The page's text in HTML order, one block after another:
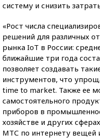
систему и снизить
«Рост числа
решений для различных
рынка IoT в России:
ближайшие три года
позволяет создавать
инструментов, что
time to market. Также ее
самостоятельного
приборов в
хозяйстве и других
МТС по интернету